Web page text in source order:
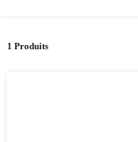
1 Produits